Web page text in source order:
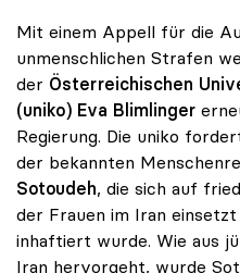
Mit einem Appell für die
unmenschlichen Strafen
der Österreichischen
(uniko) Eva Blimlinger
Regierung. Die uniko
der bekannten
Sotoudeh, die sich auf
der Frauen im Iran einsetzt
inhaftiert wurde. Wie aus
Iran hervorgeht, wurde